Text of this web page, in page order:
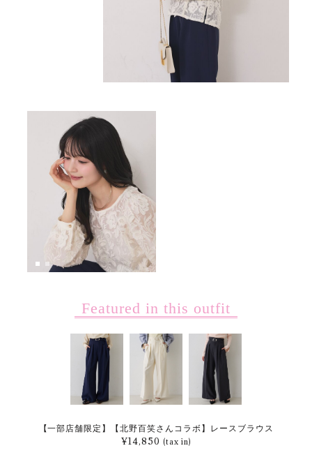
Featured in this outfit
【一部店舗限定】【北野百笑さんコラボ】レースブラウス
¥14,850 (tax in)